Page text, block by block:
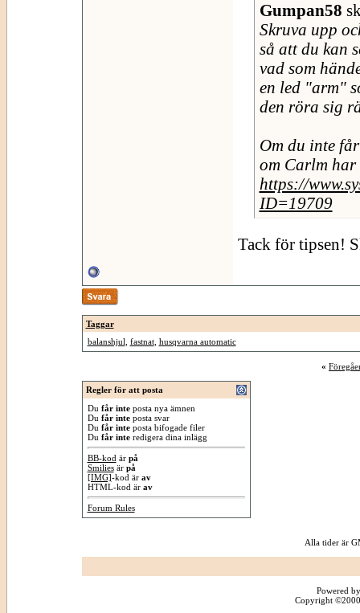
Gumpan58
Skruva upp
så att du kan
vad som
en led "arm"
den röra sig
Om du inte
om Carlm
https://
ID=19709
Tack för tipsen!
Taggar
balanshjul fastnat, husqvarna automatic
«
Regler för att posta
Du får inteposta nya ämnen
Du får inteposta svar
Du får inteposta bifogade filer
Du får interedigera dina inlägg
BB-kod är på
Smiliesär på
[IMG]-kod är av
HTML-kod är av
Forum Rules
Alla tider är
Powered
Copyright